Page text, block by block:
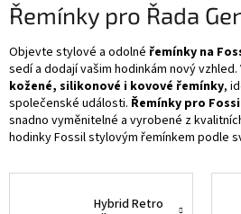
Řemínky pro Řada
Objevte stylové a odolné řemínky na
sedí a dodají vašim hodinkám nový
kožené, silikonové i kovové řemínky,
společenské události. Řemínky pro
snadno vyměnitelné a vyrobené z
hodinky Fossil stylovým řemínkem podle
Hybrid Retro